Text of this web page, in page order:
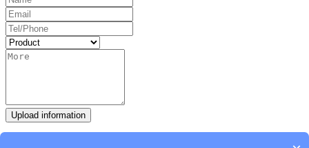
Upload information